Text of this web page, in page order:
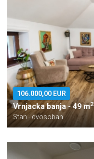
106.000,00 EUR
Vrnjacka banja - 49 m2
Stan - dvosoban